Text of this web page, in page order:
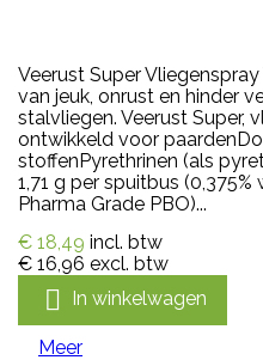
Veerust Super
van jeuk, onrust en hinder
stalvliegen. Veerust Super,
ontwikkeld voor
stoffenPyrethrinen
1,71 g per spuitbus
Pharma Grade PBO)...
€ 18,49 incl. btw
€ 16,96 excl. btw
 In winkelwagen
Meer